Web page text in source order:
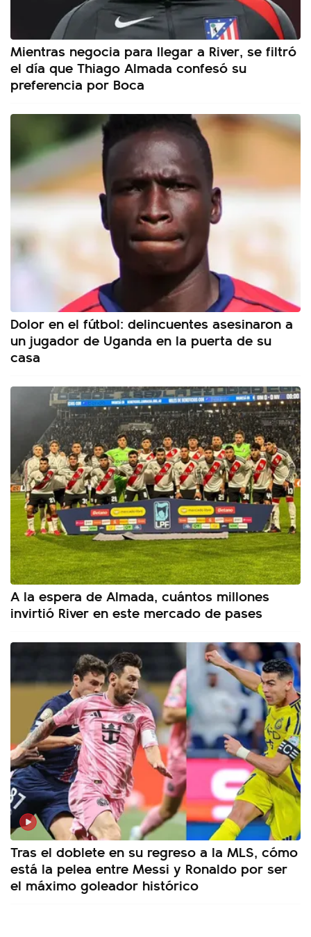
Mientras negocia para llegar a River, se filtró
el día que Thiago Almada confesó su
preferencia por Boca
Dolor en el fútbol: delincuentes asesinaron a
un jugador de Uganda en la puerta de su
casa
A la espera de Almada, cuántos millones
invirtió River en este mercado de pases
Tras el doblete en su regreso a la MLS, cómo
está la pelea entre Messi y Ronaldo por ser
el máximo goleador histórico